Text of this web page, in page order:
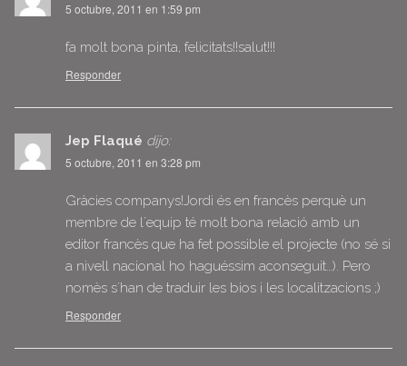
5 octubre, 2011 en 1:59 pm
fa molt bona pinta, felicitats!!salut!!!
Responder
Jep Flaqué dijo:
5 octubre, 2011 en 3:28 pm
Gràcies companys!Jordi és en francès perquè un
membre de l´equip té molt bona relació amb un
editor francès que ha fet possible el projecte (no sé si
a nivell nacional ho haguéssim aconseguit…). Pero
nomès s´han de traduir les bios i les localitzacions ;)
Responder